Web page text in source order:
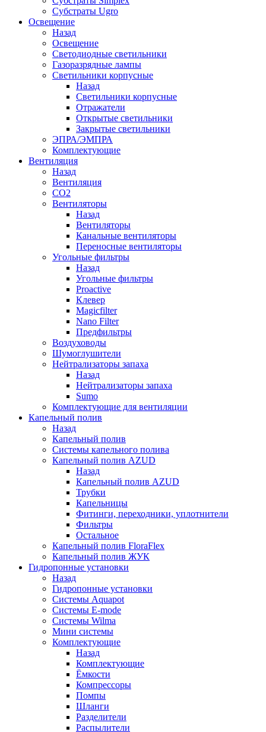
Субстраты Ugro
Освещение
Назад
Освещение
Светодиодные светильники
Газоразрядные лампы
Светильники корпусные
Назад
Светильники корпусные
Отражатели
Открытые светильники
Закрытые светильники
ЭПРА/ЭМПРА
Комплектующие
Вентиляция
Назад
Вентиляция
СО2
Вентиляторы
Назад
Вентиляторы
Канальные вентиляторы
Переносные вентиляторы
Угольные фильтры
Назад
Угольные фильтры
Proactive
Клевер
Magicfilter
Nano Filter
Предфильтры
Воздуховоды
Шумоглушители
Нейтрализаторы запаха
Назад
Нейтрализаторы запаха
Sumo
Комплектующие для вентиляции
Капельный полив
Назад
Капельный полив
Системы капельного полива
Капельный полив AZUD
Назад
Капельный полив AZUD
Трубки
Капельницы
Фитинги, переходники, уплотнители
Фильтры
Остальное
Капельный полив FloraFlex
Капельный полив ЖУК
Гидропонные установки
Назад
Гидропонные установки
Системы Aquapot
Системы E-mode
Системы Wilma
Мини системы
Комплектующие
Назад
Комплектующие
Ёмкости
Компрессоры
Помпы
Шланги
Разделители
Распылители